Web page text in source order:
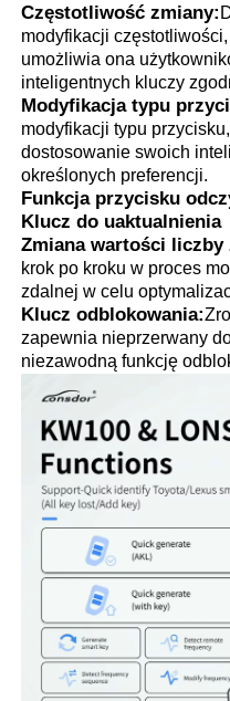
Dom
Produkty
Filmy
O nas
Wycieczka po fabryce
Kontrola jakości
Skontaktuj się z nami
Aktualności
Wszystkie przypadki
Klucze automatyczne
Częstotliwość zmiany:
modyfikacji
umożliwia ona
inteligentnych kluczy
Modyfikacja typu
modyfikacji typu
dostosowanie swoich
określonych preferencji.
Funkcja przycisku
Klucz do uaktualnienia
Zmiana wartości liczby
krok po kroku w proces
zdalnej w celu
Klucz odblokowania:
zapewnia nieprzerwany
niezawodną funkcję